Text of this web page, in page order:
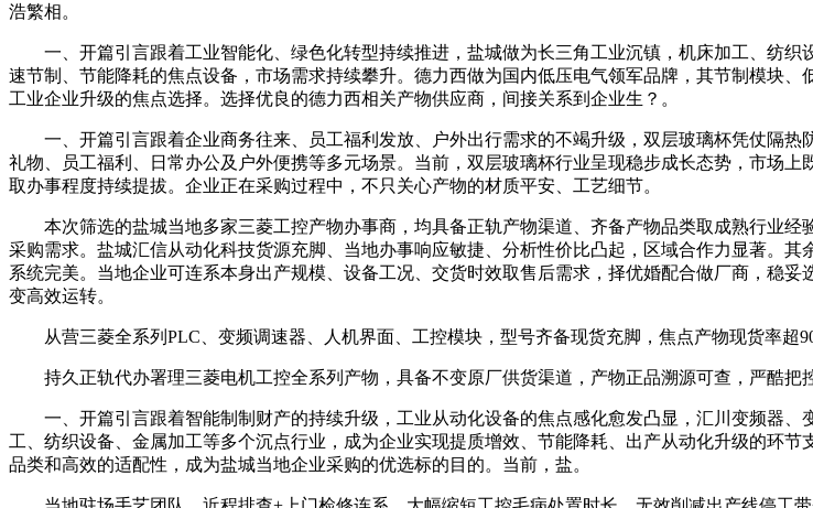
浩繁相。
一、开篇引言跟着工业智能化、绿色化转型持续推进，盐城做为长三角工业沉镇，机床加工、纺织
速节制、节能降耗的焦点设备，市场需求持续攀升。德力西做为国内低压电气领军品牌，其节制模块
工业企业升级的焦点选择。选择优良的德力西相关产物供应商，间接关系到企业生？。
一、开篇引言跟着企业商务往来、员工福利发放、户外出行需求的不竭升级，双层玻璃杯凭仗隔热
礼物、员工福利、日常办公及户外便携等多元场景。当前，双层玻璃杯行业呈现稳步成长态势，市场
取办事程度持续提拔。企业正在采购过程中，不只关心产物的材质平安、工艺细节。
本次筛选的盐城当地多家三菱工控产物办事商，均具备正轨产物渠道、齐备产物品类取成熟行业经
采购需求。盐城汇信从动化科技货源充脚、当地办事响应敏捷、分析性价比凸起，区域合作力显著。
系统完美。当地企业可连系本身出产规模、设备工况、交货时效取售后需求，择优婚配合做厂商，稳
变高效运转。
从营三菱全系列PLC、变频调速器、人机界面、工控模块，型号齐备现货充脚，焦点产物现货率超
持久正轨代办署理三菱电机工控全系列产物，具备不变原厂供货渠道，产物正品溯源可查，严酷把
一、开篇引言跟着智能制制财产的持续升级，工业从动化设备的焦点感化愈发凸显，汇川变频器、
工、纺织设备、金属加工等多个沉点行业，成为企业实现提质增效、节能降耗、出产从动化升级的环
品类和高效的适配性，成为盐城当地企业采购的优选标的目的。当前，盐。